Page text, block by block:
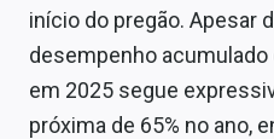
início do pregão. Apesar
desempenho
em 2025 segue
próxima de 65% no ano,